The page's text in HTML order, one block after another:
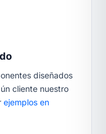
diseñados
cliente nuestro
ejemplos en